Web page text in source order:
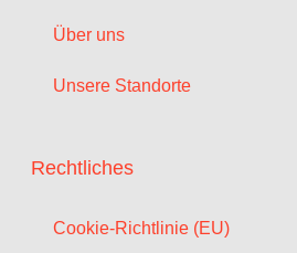
Über uns
Unsere Standorte
Rechtliches
Cookie-Richtlinie (EU)